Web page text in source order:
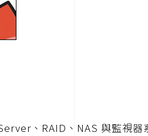
、RAID、NAS 與監視